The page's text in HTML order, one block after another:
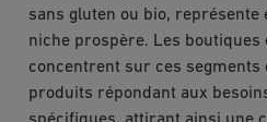
sans gluten ou bio, représente
niche prospère. Les boutiques
concentrent sur ces segments
produits répondant aux